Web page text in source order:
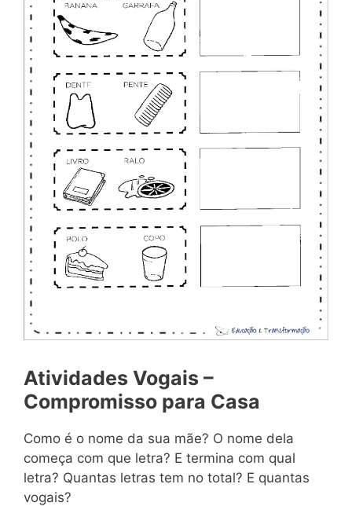
Atividades Vogais –
Compromisso para Casa
Como é o nome da sua mãe? O nome dela
começa com que letra? E termina com qual
letra? Quantas letras tem no total? E quantas
vogais?